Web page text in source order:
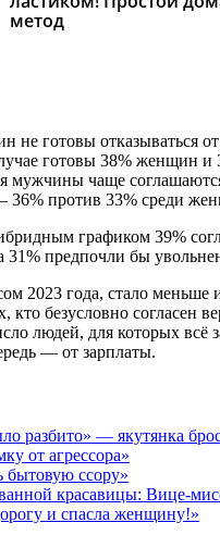
метод
готовы отказываться от
готовы 38% женщин и
мужчины чаще
36% против 33% среди
графиком 39%
31% предпочли бы
2023 года, стало меньше
кто безусловно согласен
людей, для которых всё
— от зарплаты.
разбито» — якутянка
от агрессора»
бытовую ссору»
красавицы: Вице-
и спасла женщину!»